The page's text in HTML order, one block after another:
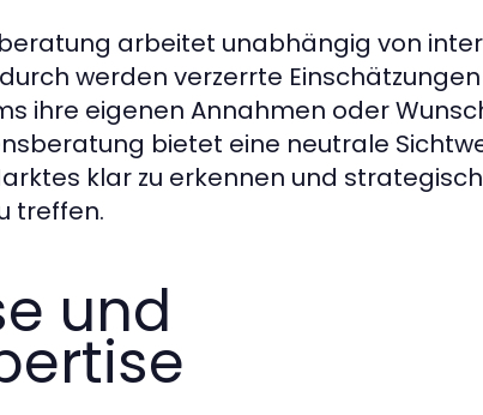
arbeitet unabhängig von
werden verzerrte
ihre eigenen Annahmen oder
bietet eine neutrale
klar zu erkennen und
treffen.
und